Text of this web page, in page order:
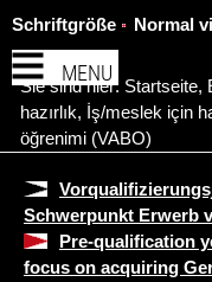
MENU
Schriftgröße Normal
Sie sind hier: Startseite,
hazırlık, İş/meslek için
öğrenimi (VABO)
Schwerpunkt Erwerb
Pre-qualification
focus on acquiring